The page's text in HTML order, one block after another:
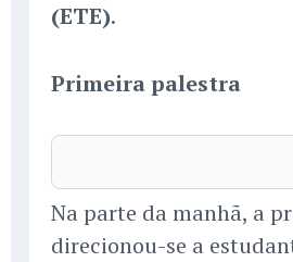
(ETE).
Primeira palestra
Na parte da manhã, a
direcionou-se a